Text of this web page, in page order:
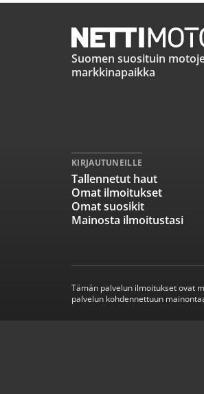
Suomen suosituin
markkinapaikka
KIRJAUTUNEILLE
Tallennetut haut
Omat ilmoitukset
Omat suosikit
Mainosta ilmoitustasi
Tämän palvelun ilmoitukset ovat
palvelun kohdennettuun